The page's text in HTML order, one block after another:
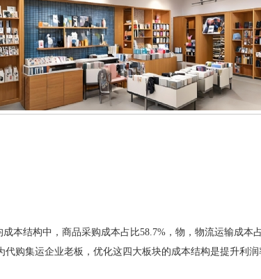
本结构中，商品采购成本占比58.7%，物，物流运输成本
代购集运企业老板，优化这四大板块的成本结构是提升利润